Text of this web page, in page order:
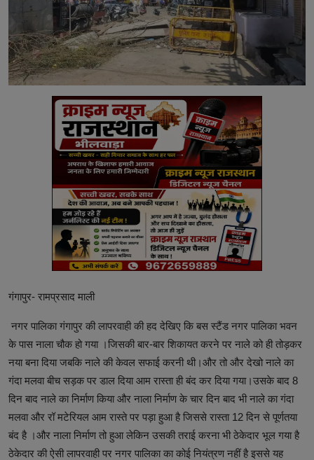
गंगापुर- रामप्रसाद माली
नगर पालिका गंगापुर की लापरवाही की हद देखिए कि बस स्टैंड नगर पालिका भवन
के पास नाला चौक हो गया ।जिसकी बार-बार शिकायत करने पर नाले को ही तोड़कर
नया बना दिया जबकि नाले की केवल सफाई करनी थी।और तो और देखो नाले का
गंदा मलवा बीच सड़क पर डाल दिया आम रास्ता ही बंद कर दिया गया।उसके बाद 8
दिन बाद नाले का निर्माण किया और नाला निर्माण के चार दिन बाद भी नाले का गंदा
मलवा और रॉ मटेरियल आम रास्ते पर पड़ा हुआ है जिससे रास्ता 12 दिन से पूर्णतया
बंद है ।और नाला निर्माण तो हुआ लेकिन उसकी तराई करना भी ठेकेदार भूल गया है
ठेकेदार की ऐसी लापरवाही पर नगर पालिका का कोई नियंत्रण नहीं है इससे यह